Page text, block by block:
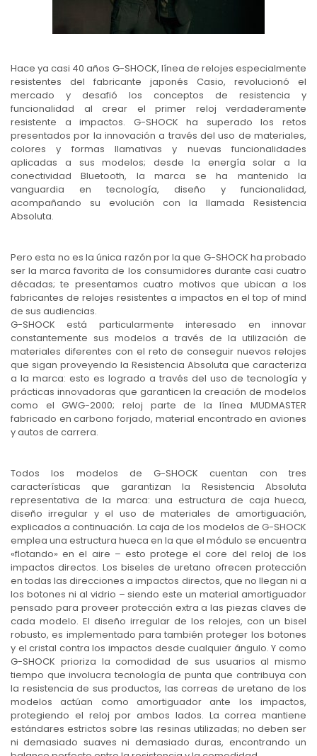
Hace ya casi 40 años G-SHOCK, línea de relojes especialmente
resistentes del fabricante japonés Casio, revolucionó el
mercado y desafió los conceptos de resistencia y
funcionalidad al crear el primer reloj verdaderamente
resistente a impactos. G-SHOCK ha superado los retos
presentados por la innovación a través del uso de materiales,
colores y formas llamativas y nuevas funcionalidades
aplicadas a sus modelos; desde la energía solar a la
conectividad Bluetooth, la marca se ha mantenido la
vanguardia en tecnología, diseño y funcionalidad,
acompañando su evolución con la llamada Resistencia
Absoluta.
Pero esta no es la única razón por la que G-SHOCK ha probado
ser la marca favorita de los consumidores durante casi cuatro
décadas; te presentamos cuatro motivos que ubican a los
fabricantes de relojes resistentes a impactos en el top of mind
de sus audiencias.
G-SHOCK está particularmente interesado en innovar
constantemente sus modelos a través de la utilización de
materiales diferentes con el reto de conseguir nuevos relojes
que sigan proveyendo la Resistencia Absoluta que caracteriza
a la marca: esto es logrado a través del uso de tecnología y
prácticas innovadoras que garanticen la creación de modelos
como el GWG-2000; reloj parte de la línea MUDMASTER
fabricado en carbono forjado, material encontrado en aviones
y autos de carrera.
Todos los modelos de G-SHOCK cuentan con tres
características que garantizan la Resistencia Absoluta
representativa de la marca: una estructura de caja hueca,
diseño irregular y el uso de materiales de amortiguación,
explicados a continuación. La caja de los modelos de G-SHOCK
emplea una estructura hueca en la que el módulo se encuentra
«flotando» en el aire – esto protege el core del reloj de los
impactos directos. Los biseles de uretano ofrecen protección
en todas las direcciones a impactos directos, que no llegan ni a
los botones ni al vidrio – siendo este un material amortiguador
pensado para proveer protección extra a las piezas claves de
cada modelo. El diseño irregular de los relojes, con un bisel
robusto, es implementado para también proteger los botones
y el cristal contra los impactos desde cualquier ángulo. Y como
G-SHOCK prioriza la comodidad de sus usuarios al mismo
tiempo que involucra tecnología de punta que contribuya con
la resistencia de sus productos, las correas de uretano de los
modelos actúan como amortiguador ante los impactos,
protegiendo el reloj por ambos lados. La correa mantiene
estándares estrictos sobre las resinas utilizadas; no deben ser
ni demasiado suaves ni demasiado duras, encontrando un